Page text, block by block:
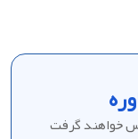
خواهند گرفت